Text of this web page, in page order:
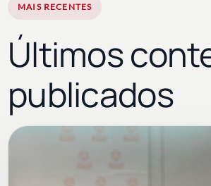
MAIS RECENTES
Últimos
publicados